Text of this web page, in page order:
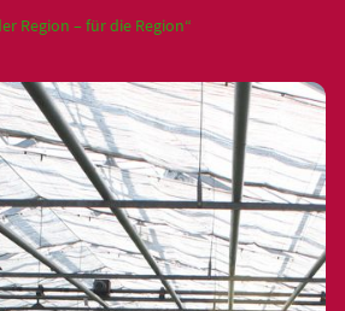
Region – für die Region“